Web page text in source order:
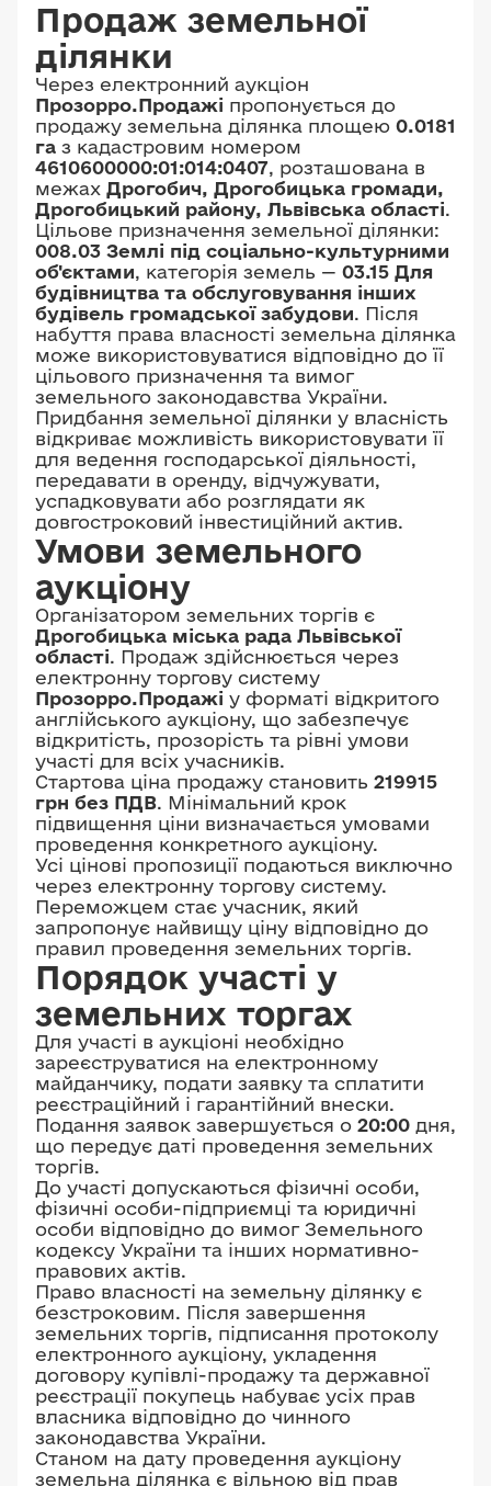
Продаж земельної
ділянки
Через електронний аукціон
Прозорро.Продажі пропонується до
продажу земельна ділянка площею 0.0181
га з кадастровим номером
4610600000:01:014:0407, розташована в
межах Дрогобич, Дрогобицька громади,
Дрогобицький району, Львівська області.
Цільове призначення земельної ділянки:
008.03 Землі під соціально-культурними
об'єктами, категорія земель — 03.15 Для
будівництва та обслуговування інших
будівель громадської забудови. Після
набуття права власності земельна ділянка
може використовуватися відповідно до її
цільового призначення та вимог
земельного законодавства України.
Придбання земельної ділянки у власність
відкриває можливість використовувати її
для ведення господарської діяльності,
передавати в оренду, відчужувати,
успадковувати або розглядати як
довгостроковий інвестиційний актив.
Умови земельного
аукціону
Організатором земельних торгів є
Дрогобицька міська рада Львівської
області. Продаж здійснюється через
електронну торгову систему
Прозорро.Продажі у форматі відкритого
англійського аукціону, що забезпечує
відкритість, прозорість та рівні умови
участі для всіх учасників.
Стартова ціна продажу становить 219915
грн без ПДВ. Мінімальний крок
підвищення ціни визначається умовами
проведення конкретного аукціону.
Усі цінові пропозиції подаються виключно
через електронну торгову систему.
Переможцем стає учасник, який
запропонує найвищу ціну відповідно до
правил проведення земельних торгів.
Порядок участі у
земельних торгах
Для участі в аукціоні необхідно
зареєструватися на електронному
майданчику, подати заявку та сплатити
реєстраційний і гарантійний внески.
Подання заявок завершується о 20:00 дня,
що передує даті проведення земельних
торгів.
До участі допускаються фізичні особи,
фізичні особи-підприємці та юридичні
особи відповідно до вимог Земельного
кодексу України та інших нормативно-
правових актів.
Право власності на земельну ділянку є
безстроковим. Після завершення
земельних торгів, підписання протоколу
електронного аукціону, укладення
договору купівлі-продажу та державної
реєстрації покупець набуває усіх прав
власника відповідно до чинного
законодавства України.
Станом на дату проведення аукціону
земельна ділянка є вільною від прав